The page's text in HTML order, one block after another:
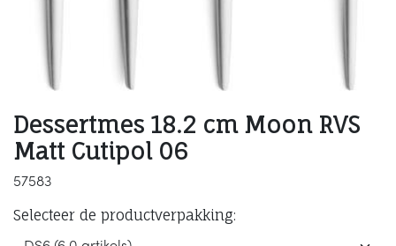
Dessertmes 18.2 cm Moon RVS
Matt Cutipol 06
57583
Selecteer de productverpakking: